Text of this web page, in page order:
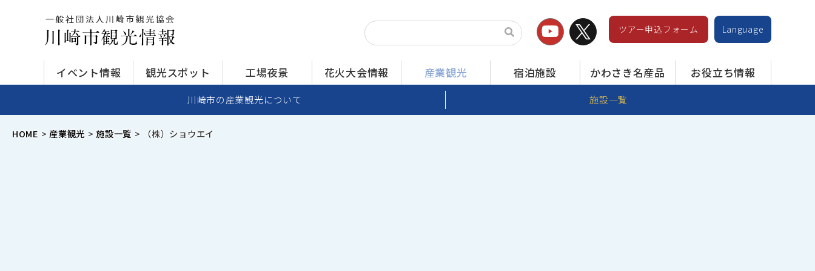
ツアー申込フォーム Language
イベント情報 観光スポット 工場夜景 花火大会情報 産業観光 宿泊施設 かわさき名産品 お役立ち情報
川崎市の産業観光について 施設一覧
HOME 産業観光 施設一覧 （株）ショウエイ